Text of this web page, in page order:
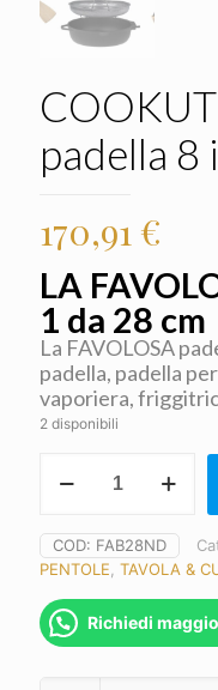
padella 8
170,91 €
LA
1 da 28 cm
La FAVOLOSA
padella, padella
vaporiera,
2 disponibili
Favolosa
padella
8
in
1
quantità
COD: FAB28ND
PENTOLE, TAVOLA &
Richiedi